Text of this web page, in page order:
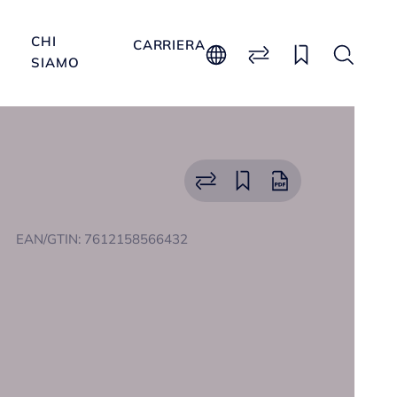
CHI
SIAMO
CARRIERA
EAN/GTIN: 7612158566432